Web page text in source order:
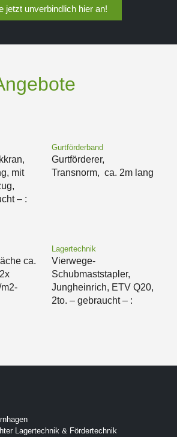
jetzt unverbindlich hier an!
mit
– :
Gurtförderband
Gurtförderer,
Transnorm, ca. 2m lang
ca.
Lagertechnik
Vierwege-
Schubmaststapler,
Jungheinrich, ETV Q20,
2to. – gebraucht – :
Lagertechnik & Fördertechnik